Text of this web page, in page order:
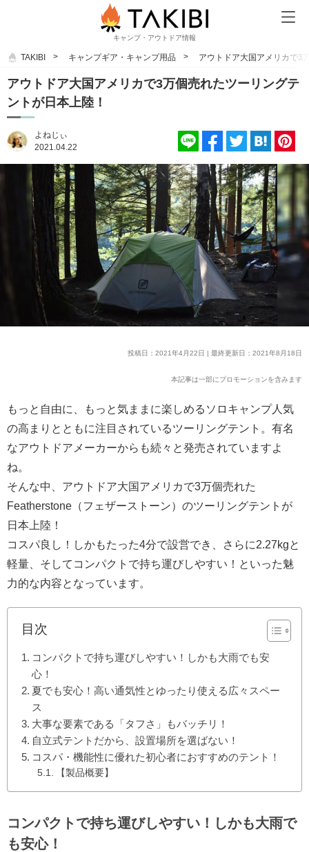
キャンプ・アウトドア情報
TAKIBI キャンプギア・キャンプ用品 アウトドア大国アメリカで3
アウトドア大国アメリカで3万個売れたツーリングテ
ントが日本上陸！
よねじぃ
2021.04.22
投稿日：2021年4月22日 | 最終更新日：2021年8月18日
本記事は一部にプロモーションを含みます
もっと自由に、もっと気ままに楽しめるソロキャンプ人気
の高まりとともに注目されているツーリングテント。有名
なアウトドアメーカーからも続々と発売されていますよ
ね。
そんな中、アウトドア大国アメリカで3万個売れた
Featherstone（フェザーストーン）のツーリングテントが
日本上陸！
コスパ良し！しかもたった4分で設営でき、さらに2.27kgと
軽量、そしてコンパクトで持ち運びしやすい！といった魅
力的な内容となっています。
目次
コンパクトで持ち運びしやすい！しかも大雨でも安
心！
夏でも安心！高い通気性とゆったり使える広々スペー
ス
大事な要素である「タフさ」もバッチリ！
自立式テントだから、設置場所を選ばない！
コスパ・機能性に優れた初心者におすすめのテント！
【製品概要】
コンパクトで持ち運びしやすい！しかも大雨で
も安心！